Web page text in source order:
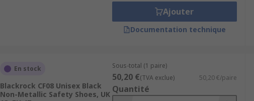
Ajouter
Documentation technique
En stock
Blackrock CF08 Unisex Black
Non-Metallic Safety Shoes, UK
Sous-total (1 paire)
50,20 €(TVA exclue) 50,20 €/paire
Quantité